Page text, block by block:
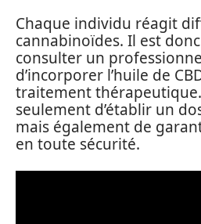
Chaque individu réagit
cannabinoïdes. Il est
consulter un
d’incorporer l’huile de
traitement
seulement d’établir un
mais également de
en toute sécurité.